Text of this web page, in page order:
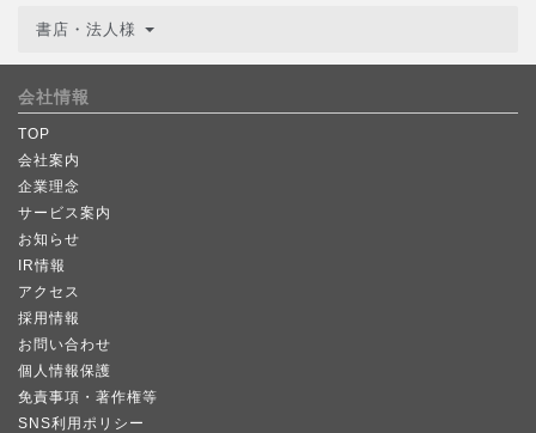
書店・法人様
会社情報
TOP
会社案内
企業理念
サービス案内
お知らせ
IR情報
アクセス
採用情報
お問い合わせ
個人情報保護
免責事項・著作権等
SNS利用ポリシー